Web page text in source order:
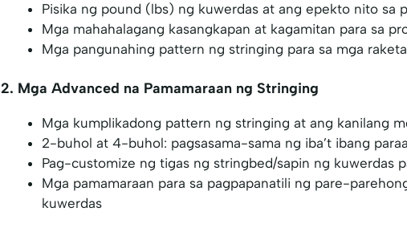
Pisika ng pound (lbs) ng kuwerdas at ang epekto nito sa
Mga mahahalagang kasangkapan at kagamitan para sa
Mga pangunahing pattern ng stringing para sa mga
2. Mga Advanced na Pamamaraan ng Stringing
Mga kumplikadong pattern ng stringing at ang kanilang
2-buhol at 4-buhol: pagsasama-sama ng iba’t ibang
Pag-customize ng tigas ng stringbed/sapin ng kuwerdas
Mga pamamaraan para sa pagpapanatili ng pare-
kuwerdas